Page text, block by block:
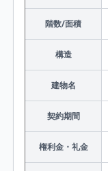
階数/面積
構造
建物名
契約期間
権利金・礼金